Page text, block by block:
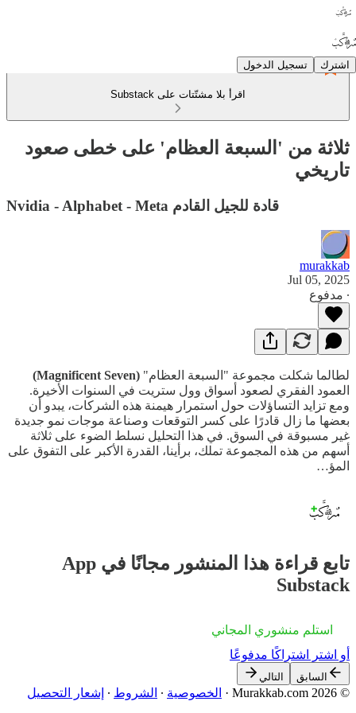
اشترك تسجيل الدخول
اقرأ بلا مشتّتات على Substack
ثلاثة من 'السبعة العظام' على خطى صعود
تاريخي
Nvidia - Alphabet - Meta قادة للجيل القادم
murakkab
Jul 05, 2025
∙ مدفوع
لطالما شكلت مجموعة "السبعة العظام" (Magnificent Seven)
العمود الفقري لصعود أسواق وول ستريت في السنوات الأخيرة.
ومع تزايد التساؤلات حول استمرار هيمنة هذه الشركات، يبدو أن
بعضها ما زال قادرًا على كسر التوقعات وصناعة موجات نمو جديدة
غير مسبوقة في السوق. في هذا التحليل نسلط الضوء على ثلاثة
أسهم من هذه المجموعة تملك، برأينا، القدرة الأكبر على التفوق على
المؤ…
تابع قراءة هذا المنشور مجانًا في App
Substack
استلم منشوري المجاني
أو اشترِ اشتراكًا مدفوعًا
السابق التالي
© 2026 Murakkab.com
· الخصوصية ∙ الشروط ∙ إشعار التحصيل